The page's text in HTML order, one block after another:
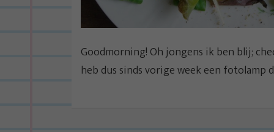
Goodmorning! Oh jongens ik ben blij;
heb dus sinds vorige week een fotolamp